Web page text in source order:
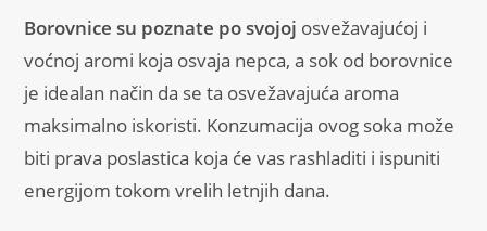
Borovnice su poznate po svojoj osvežavajućoj i
voćnoj aromi koja osvaja nepca, a sok od borovnice
je idealan način da se ta osvežavajuća aroma
maksimalno iskoristi. Konzumacija ovog soka može
biti prava poslastica koja će vas rashladiti i ispuniti
energijom tokom vrelih letnjih dana.